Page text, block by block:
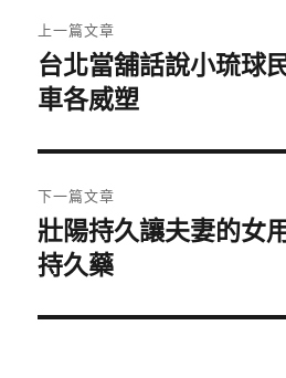
章
導
覽
上一篇文章
上
一
文
章:
台北當舖話說小琉球
車各威塑
下一篇文章
下
一
文
壯陽持久讓夫妻的女
持久藥